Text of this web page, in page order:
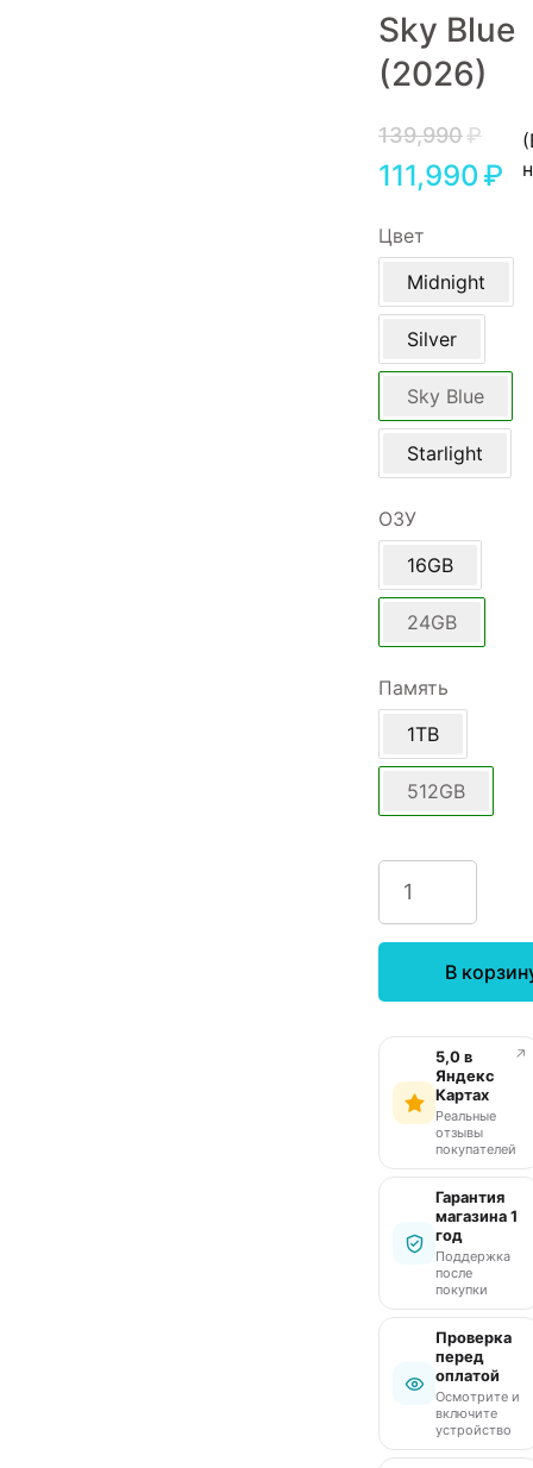
Sky Blue
(2026)
139,990₽
111,990₽
Цвет
Midnight
Silver
Sky Blue
Starlight
ОЗУ
16GB
24GB
Память
1TB
512GB
В
5,0 в
Яндекс
Картах
Реальные
отзывы
покупателей
↗
Гарантия
магазина 1
год
Поддержка
после
покупки
Проверка
перед
оплатой
Осмотрите и
включите
устройство